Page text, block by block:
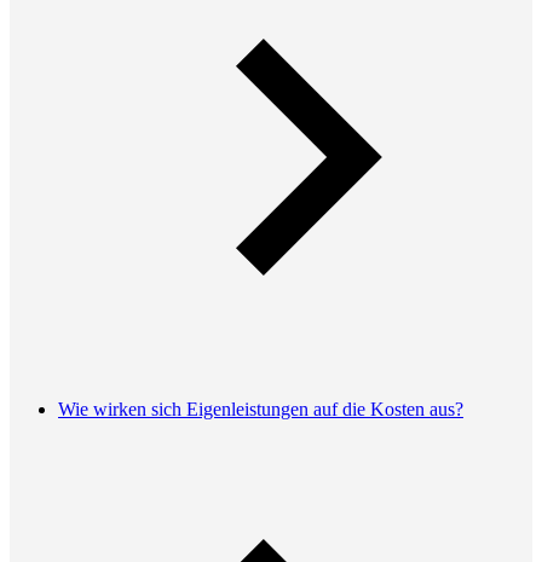
Wie wirken sich Eigenleistungen auf die Kosten aus?